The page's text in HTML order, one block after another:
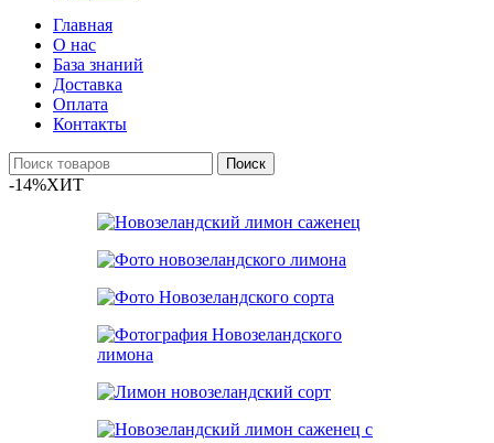
Главная
О нас
База знаний
Доставка
Оплата
Контакты
Поиск
-14%ХИТ